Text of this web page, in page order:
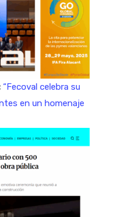
“Fecoval celebra su
en un homenaje